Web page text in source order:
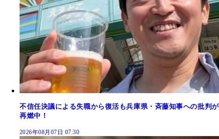
不信任決議による失職から復活も兵庫県・斉藤知事への批判が
再燃中！
2026年08月07日 07:30